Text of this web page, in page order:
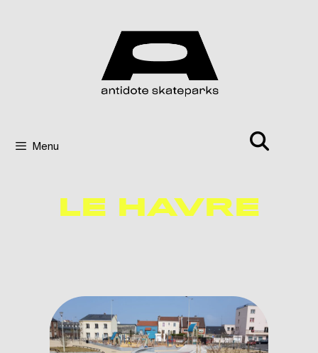
Menu
LE HAVRE